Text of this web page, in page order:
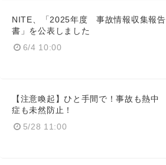
NITE、「2025年度 事故情報収集報告
書」を公表しました
6/4 10:00
【注意喚起】ひと手間で！事故も熱中
症も未然防止！
5/28 11:00